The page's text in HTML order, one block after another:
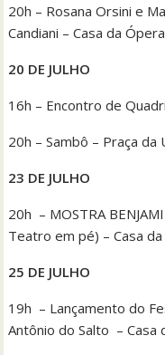
20h – Rosana Orsini e
Candiani – Casa da Ópera
20 DE JULHO
16h – Encontro de
20h – Sambô – Praça da
23 DE JULHO
20h – MOSTRA
Teatro em pé) – Casa
25 DE JULHO
19h – Lançamento do
Antônio do Salto – Casa